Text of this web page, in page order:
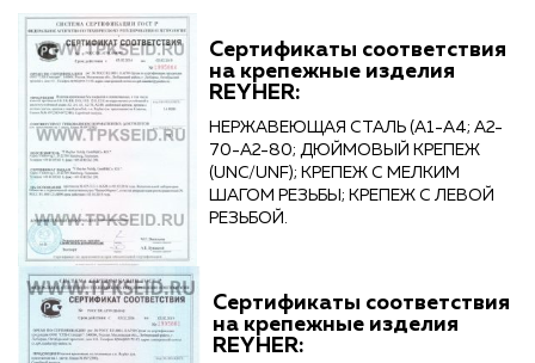
Сертификаты соответствия
на крепежные изделия
REYHER:
НЕРЖАВЕЮЩАЯ СТАЛЬ (А1-А4; А2-
70-А2-80; ДЮЙМОВЫЙ КРЕПЕЖ
(UNC/UNF); КРЕПЕЖ С МЕЛКИМ
ШАГОМ РЕЗЬБЫ; КРЕПЕЖ С ЛЕВОЙ
РЕЗЬБОЙ.
Сертификаты соответствия
на крепежные изделия
REYHER: